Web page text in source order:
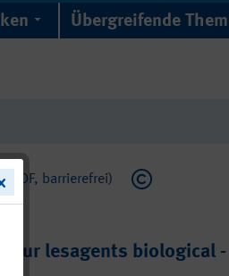
Übergreifende
(PDF, barrierefrei)
sur lesagents biological -